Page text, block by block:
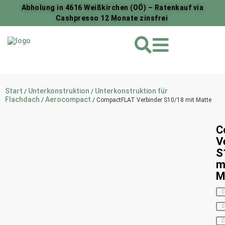
Abholung in 4616 Weißkirchen (OÖ) – Ratenkauf via
Cashpresso 12 Monate zinsfrei
Start / Unterkonstruktion / Unterkonstruktion für
Flachdach / Aerocompact / CompactFLAT Verbinder S10/18 mit Matte